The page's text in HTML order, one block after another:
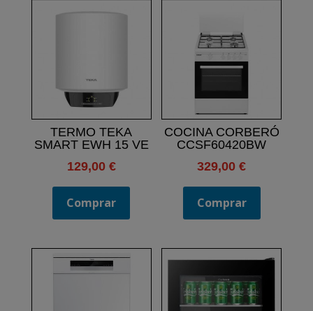
TERMO TEKA
SMART EWH 15 VE
129,00 €
Comprar
COCINA CORBERÓ
CCSF60420BW
329,00€
Comprar